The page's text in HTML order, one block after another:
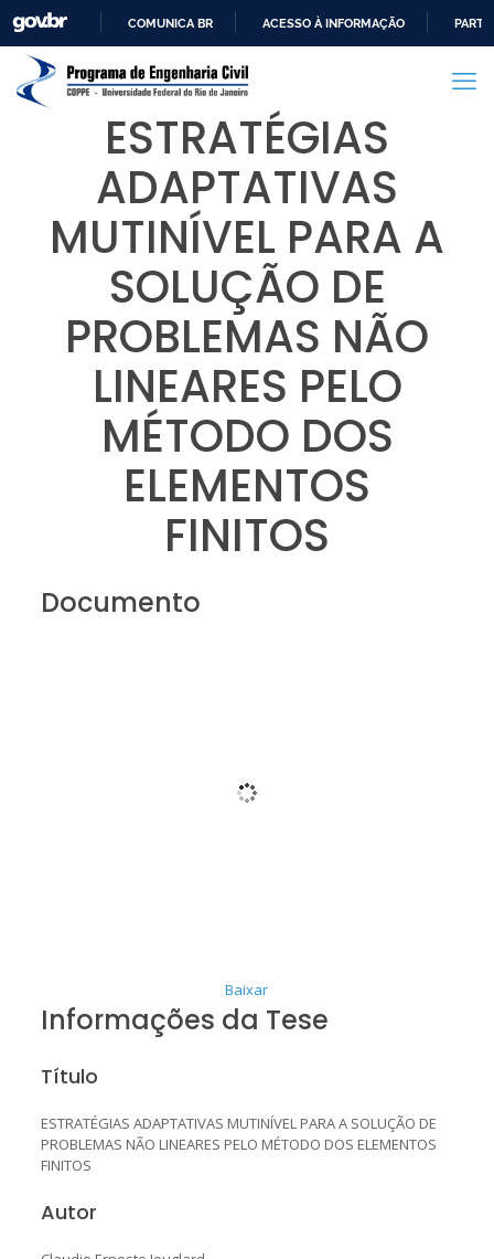
PARA
CONTEÚDO
COMUNICA BR ACESSO À INFORMAÇÃO
ESTRATÉGIAS
ADAPTATIVAS
MUTINÍVEL PARA A
SOLUÇÃO DE
PROBLEMAS NÃO
LINEARES PELO
MÉTODO DOS
ELEMENTOS
FINITOS
Documento
Baixar
Informações da Tese
Título
ESTRATÉGIAS ADAPTATIVAS MUTINÍVEL PARA A SOLUÇÃO DE
PROBLEMAS NÃO LINEARES PELO MÉTODO DOS ELEMENTOS
FINITOS
Autor